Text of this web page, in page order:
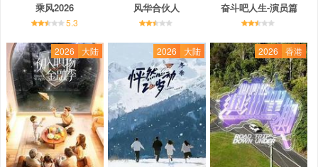
乘风2026
5.3
风华合伙人 奋斗吧人生-演员篇
2026 大陆 2026 大陆 2026 香港